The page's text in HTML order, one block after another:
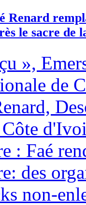
le sacre de
»,
de
: Faé
des
non-